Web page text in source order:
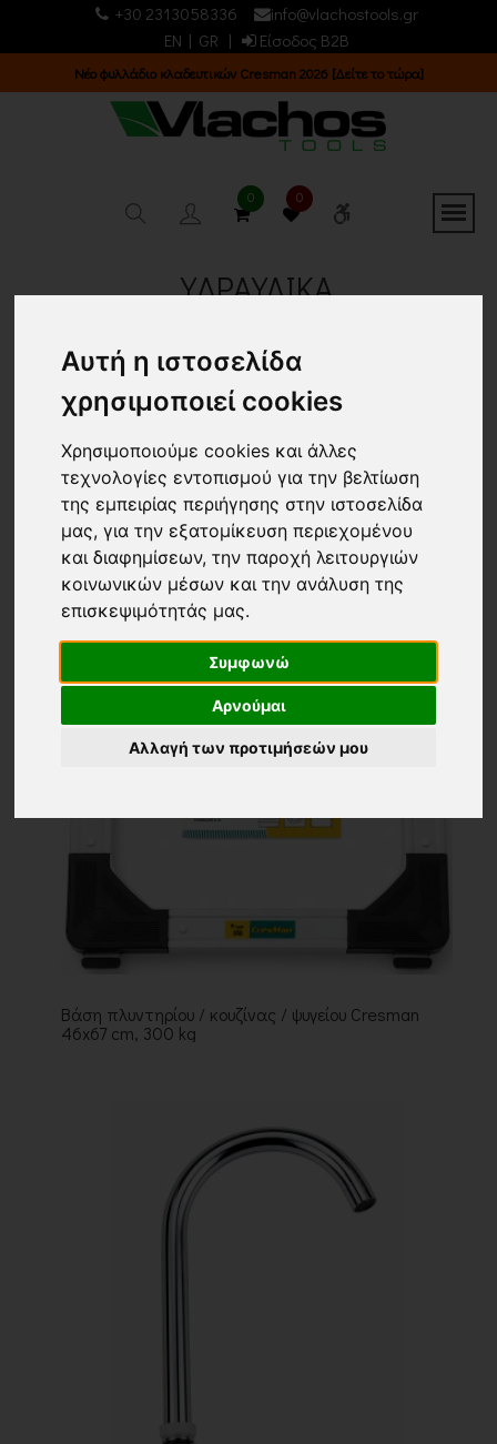
Αυτή η ιστοσελίδα
χρησιμοποιεί cookies
Χρησιμοποιούμε cookies και άλλες
τεχνολογίες εντοπισμού για την βελτίωση
της εμπειρίας περιήγησης στην ιστοσελίδα
μας, για την εξατομίκευση περιεχομένου
και διαφημίσεων, την παροχή λειτουργιών
κοινωνικών μέσων και την ανάλυση της
επισκεψιμότητάς μας.
Συμφωνώ
Αρνούμαι
Αλλαγή των προτιμήσεών μου
+30 2313058336
info@vlachostools.gr
EN | GR | Είσοδος B2B
Νέος κατάλογος 2025 [Κατεβάστε τον τώρα!]
0 0
ΥΔΡΑΥΛΙΚΑ
Τα νεότερα 24 ΠΡΟΙΟΝΤΑ
Βάση πλυντηρίου / κουζίνας / ψυγείου Cresman
46x67 cm, 300 kg